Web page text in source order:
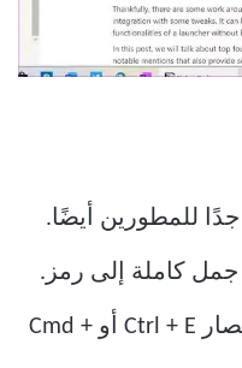
للمطورين أيضًا.
كاملة إلى رمز.
حدد النص بالكامل واكتب اختصار Ctrl + E أو Cmd +